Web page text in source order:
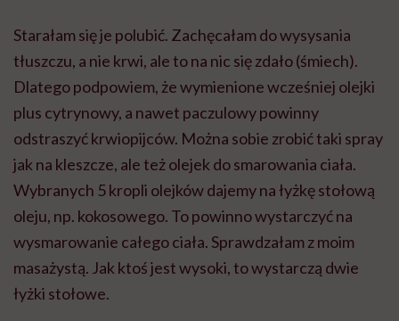
Starałam się je polubić. Zachęcałam do wysysania
tłuszczu, a nie krwi, ale to na nic się zdało (śmiech).
Dlatego podpowiem, że wymienione wcześniej olejki
plus cytrynowy, a nawet paczulowy powinny
odstraszyć krwiopijców. Można sobie zrobić taki spray
jak na kleszcze, ale też olejek do smarowania ciała.
Wybranych 5 kropli olejków dajemy na łyżkę stołową
oleju, np. kokosowego. To powinno wystarczyć na
wysmarowanie całego ciała. Sprawdzałam z moim
masażystą. Jak ktoś jest wysoki, to wystarczą dwie
łyżki stołowe.